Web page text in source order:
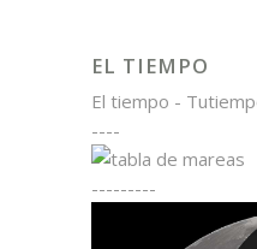
EL TIEMPO
El tiempo -
----
---------